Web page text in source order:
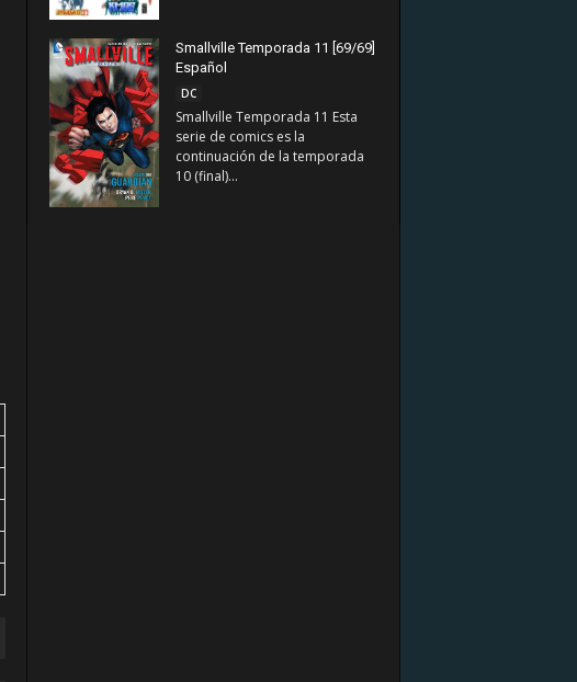
Smallville Temporada 11 [69/69]
Español
DC
Smallville Temporada 11 Esta
serie de comics es la
continuación de la temporada
10 (final)...